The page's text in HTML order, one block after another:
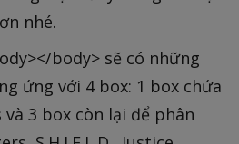
nhé.
body> sẽ có những
ứng với 4 box: 1 box chứa
3 box còn lại để phân